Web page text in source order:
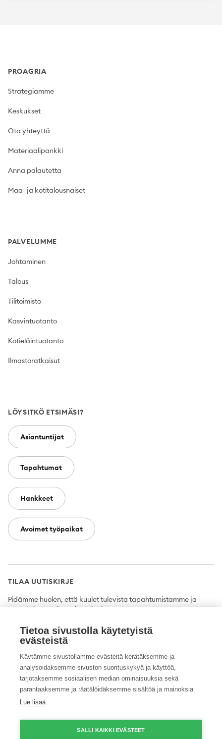
PROAGRIA
Strategiamme
Keskukset
Ota yhteyttä
Materiaalipankki
Anna palautetta
Maa- ja kotitalousnaiset
PALVELUMME
Johtaminen
Talous
Tilitoimisto
Kasvintuotanto
Kotieläintuotanto
Ilmastoratkaisut
LÖYSITKÖ ETSIMÄSI?
Asiantuntijat
Tapahtumat
Hankkeet
Avoimet työpaikat
TILAA UUTISKIRJE
Pidämme huolen, että kuulet tulevista tapahtumistamme ja
uutuuksista ensimmäisten joukossa.
Tilaa
Twitter FacebookYouTubeInstagramLinkedIn
Tietoa sivustolla käytetyistä
evästeistä
Käytämme sivustollamme evästeitä kerätäksemme ja
analysoidaksemme sivuston suorituskykyä ja käyttöä,
tarjotaksemme sosiaalisen median ominaisuuksia sekä
parantaaksemme ja räätälöidäksemme sisältöä ja mainoksia.
Lue lisää
SALLI KAIKKI EVÄSTEET